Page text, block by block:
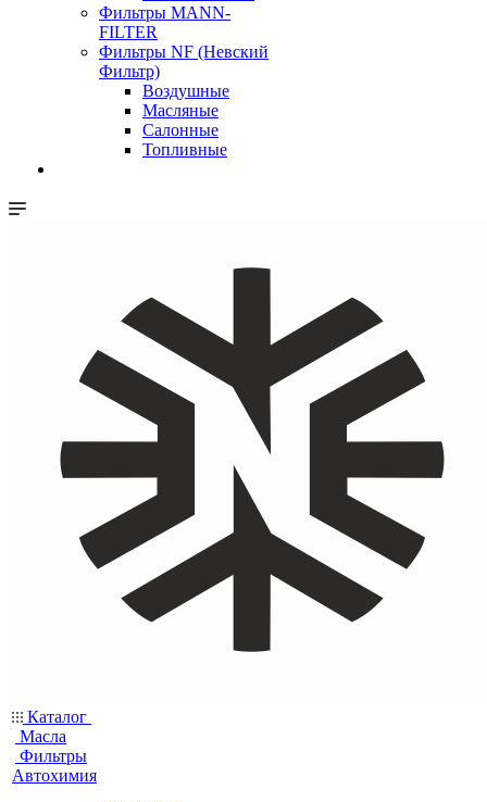
Фильтры MANN-
FILTER
Фильтры NF (Невский
Фильтр)
Воздушные
Масляные
Салонные
Топливные
Каталог
Масла
Фильтры
Автохимия